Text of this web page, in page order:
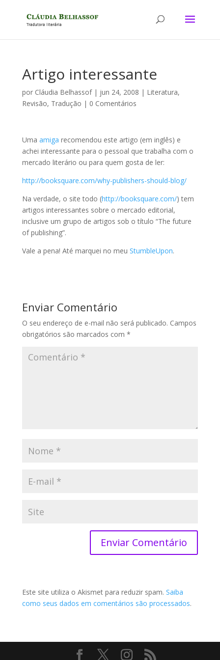
Artigo interessante
por Cláudia Belhassof| jun 24, 2008 | Literatura,
Revisão, Tradução | 0 Comentários
Uma amiga recomendou este artigo (em inglês) e
achei interessante para o pessoal que trabalha com o
mercado literário ou para quem gosta de ler:
http://booksquare.com/why-publishers-should-blog/
Na verdade, o site todo (http://booksquare.com/) tem
artigos interessantes sobre o mercado editorial,
inclusive um grupo de artigos sob o título “The future
of publishing”.
Vale a pena! Até marquei no meu StumbleUpon.
Enviar Comentário
O seu endereço de e-mail não será publicado. Campos
obrigatórios são marcados com *
Este site utiliza o Akismet para reduzir spam. Saiba
como seus dados em comentários são processados.